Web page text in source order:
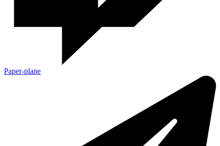
Paper-plane